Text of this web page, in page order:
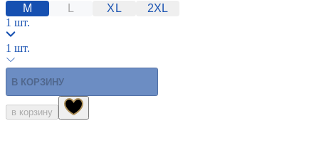
M XL
2XL
1 шт.
1 шт.
В КОРЗИНУ
в корзину